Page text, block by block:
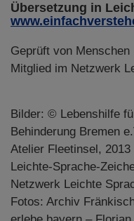
Übersetzung in
Geprüft von
Mitglied im Netzwerk
Bilder: © Lebenshilfe
Behinderung Bremen
Atelier Fleetinsel, 2013
Leichte-Sprache-
Netzwerk Leichte
Fotos: Archiv